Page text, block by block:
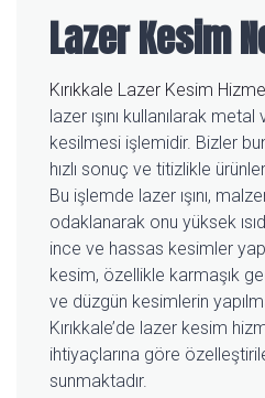
Lazer Kesim
Kırıkkale Lazer Kesim
lazer ışını kullanılarak
kesilmesi işlemidir. Bizler
hızlı sonuç ve titizlikle
Bu işlemde lazer ışını,
odaklanarak onu yüksek
ince ve hassas kesimler
kesim, özellikle karmaşık
ve düzgün kesimlerin
Kırıkkale’de lazer kesim
ihtiyaçlarına göre
sunmaktadır.